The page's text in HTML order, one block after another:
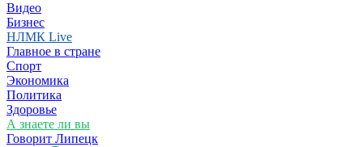
Видео
Бизнес
НЛМК Live
Главное в стране
Спорт
Экономика
Политика
Здоровье
А знаете ли вы
Говорит Липецк